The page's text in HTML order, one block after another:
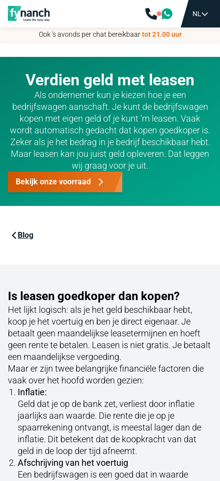
NL
Ook 's avonds per chat bereikbaartot 21.00 uur
NL
Ook 's avonds per chat bereikbaartot 21.00 uur
Verdien geld met leasen
Als ondernemer kun je kiezen hoe je een
bedrijfswagen aanschaft. Je kunt de bedrijfswagen
kopen met eigen geld of je kunt ‘m leasen. Vaak
wordt automatisch gedacht dat kopen goedkoper is.
Zeker als je het bedrag in je bedrijf beschikbaar hebt.
Maar leasen kan jou juist geld opleveren. Dat leggen
wij graag voor je uit.
Bekijk onze voorraad
Blog
Is leasen goedkoper dan kopen?
Het lijkt logisch: als je het geld beschikbaar hebt,
koop je het voertuig en ben je direct eigenaar. Je
betaalt geen maandelijkse leasetermijnen en hoeft
geen rente te betalen. Leasen is niet gratis. Je betaalt
een maandelijkse vergoeding.
Maar er zijn twee belangrijke financiële factoren die
vaak over het hoofd worden gezien:
Inflatie:
Geld dat je op de bank zet, verliest door inflatie
jaarlijks aan waarde. Die rente die je op je
spaarrekening ontvangt, is meestal lager dan de
inflatie. Dit betekent dat de koopkracht van dat
geld in de loop der tijd afneemt.
Afschrijving van het voertuig
Een bedrijfswagen is een goed dat in waarde